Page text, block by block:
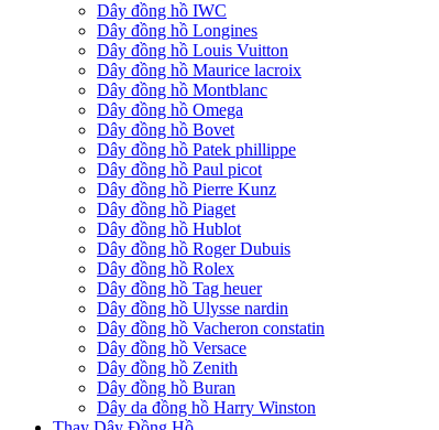
Dây đồng hồ IWC
Dây đồng hồ Longines
Dây đồng hồ Louis Vuitton
Dây đồng hồ Maurice lacroix
Dây đồng hồ Montblanc
Dây đồng hồ Omega
Dây đồng hồ Bovet
Dây đồng hồ Patek phillippe
Dây đồng hồ Paul picot
Dây đồng hồ Pierre Kunz
Dây đồng hồ Piaget
Dây đồng hồ Hublot
Dây đồng hồ Roger Dubuis
Dây đồng hồ Rolex
Dây đồng hồ Tag heuer
Dây đồng hồ Ulysse nardin
Dây đồng hồ Vacheron constatin
Dây đồng hồ Versace
Dây đồng hồ Zenith
Dây đồng hồ Buran
Dây da đồng hồ Harry Winston